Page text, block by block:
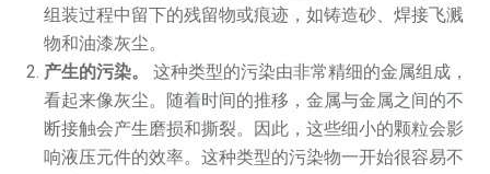
组装过程中留下的残留物或痕迹，如铸造砂、焊接飞溅
物和油漆灰尘。
产生的污染。
这种类型的污染由非常精细的金属组成，
看起来像灰尘。随着时间的推移，金属与金属之间的不
断接触会产生磨损和撕裂。因此，这些细小的颗粒会影
响液压元件的效率。这种类型的污染物一开始很容易不